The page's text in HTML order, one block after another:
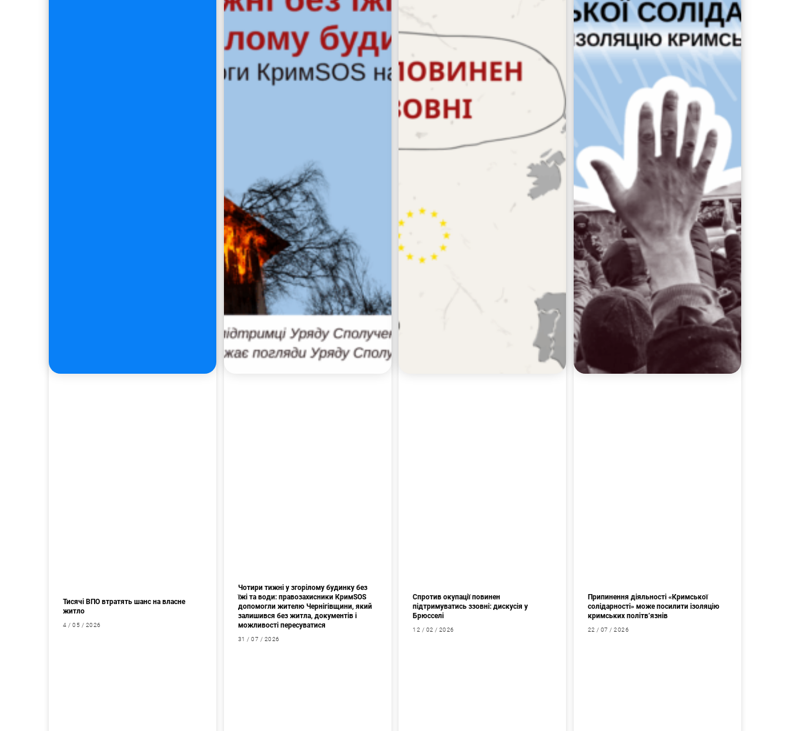
Тисячі ВПО втратять шанс на власне
житло
4 / 05 / 2026
Чотири тижні у згорілому будинку без
їжі та води: правозахисники КримSOS
допомогли жителю Чернігівщини, який
залишився без житла, документів і
можливості пересуватися
31 / 07 / 2026
Спротив окупації повинен
підтримуватись ззовні: дискусія у
Брюсселі
12 / 02 / 2026
Припинення діяльності «Кримської
солідарності» може посилити ізоляцію
кримських політв’язнів
22 / 07 / 2026